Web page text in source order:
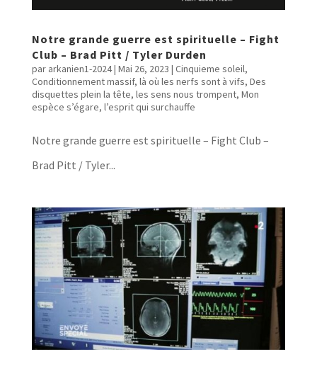
Notre grande guerre est spirituelle – Fight
Club – Brad Pitt / Tyler Durden
par arkanien1-2024| Mai 26, 2023 | Cinquieme soleil,
Conditionnement massif, là où les nerfs sont à vifs, Des
disquettes plein la tête, les sens nous trompent, Mon
espèce s’égare, l’esprit qui surchauffe
Notre grande guerre est spirituelle – Fight Club –
Brad Pitt / Tyler...